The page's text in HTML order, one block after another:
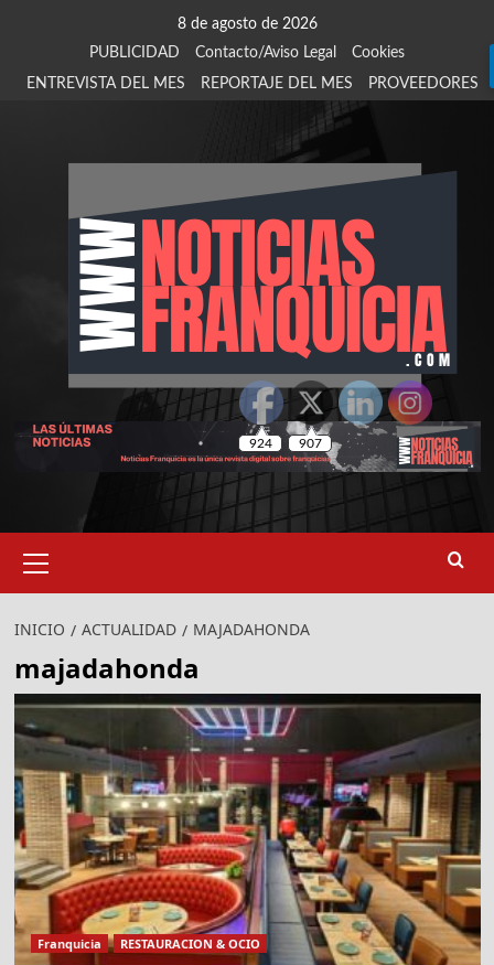
8 de agosto de 2026
PUBLICIDAD
Contacto/Aviso Legal
Cookies
ENTREVISTA DEL MES
REPORTAJE DEL MES PROVEEDORES
primario
INICIO ACTUALIDAD MAJADAHONDA
majadahonda
Franquicia RESTAURACION & OCIO
924 907